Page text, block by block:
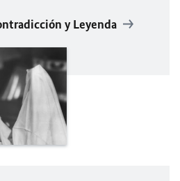
y Leyenda